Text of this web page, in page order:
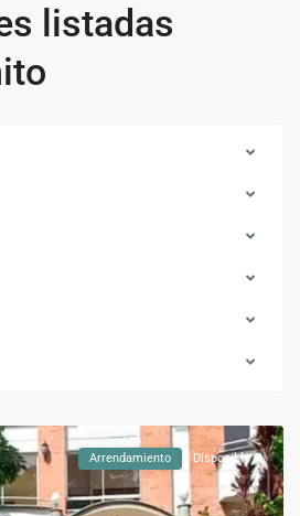
listadas
Arrendamiento Disponible